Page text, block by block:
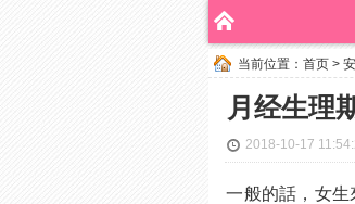
当前位置： 首页 >
月经生理
2018-10-17
一般的話，女